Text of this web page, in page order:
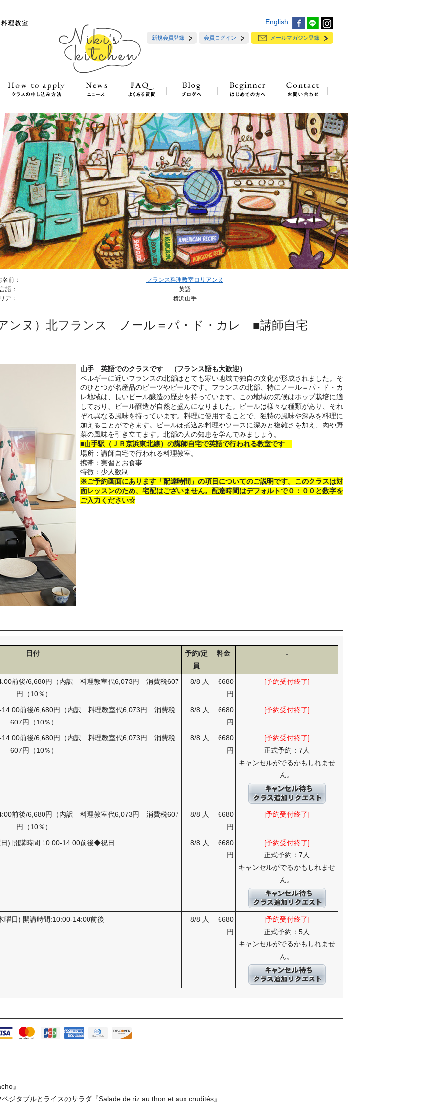
English
新規会員登録 会員ログイン メールマガジン登録
前：
フランス料理教室ロリアンヌ
語：
英語
ア：
横浜山手
ンヌ）北フランス ノール＝パ・ド・カレ ■講師自宅
山手 英語でのクラスです （フランス語も大歓迎）
ベルギーに近いフランスの北部はとても寒い地域で独自の文化が形成されました。そ
のひとつが名産品のビーツやビールです。フランスの北部、特にノール＝パ・ド・カ
レ地域は、長いビール醸造の歴史を持っています。この地域の気候はホップ栽培に適
しており、ビール醸造が自然と盛んになりました。ビールは様々な種類があり、それ
ぞれ異なる風味を持っています。料理に使用することで、独特の風味や深みを料理に
加えることができます。ビールは煮込み料理やソースに深みと複雑さを加え、肉や野
菜の風味を引き立てます。北部の人の知恵を学んでみましょう。
■山手駅（ＪＲ京浜東北線）の講師自宅で英語で行われる教室です
場所：講師自宅で行われる料理教室。
携帯：実習とお食事
特徴：少人数制
※ご予約画面にあります「配達時間」の項目についてのご説明です。このクラスは対
面レッスンのため、宅配はございません。配達時間はデフォルトで０：００と数字を
ご入力ください☆
日付
予約/定
員
料金 -
前後/6,680円（内訳 料理教室代6,073円 消費税607
円（10％）
8/8 人
6680
円
[予約受付終了]
14:00前後/6,680円（内訳 料理教室代6,073円 消費税
607円（10％）
8/8 人
6680
円
[予約受付終了]
14:00前後/6,680円（内訳 料理教室代6,073円 消費税
607円（10％）
8/8 人
6680
円
[予約受付終了]
正式予約：7人
キャンセルがでるかもしれませ
ん。
前後/6,680円（内訳 料理教室代6,073円 消費税607
円（10％）
8/8 人
6680
円
[予約受付終了]
) 開講時間:10:00-14:00前後◆祝日 8/8 人
6680
円
[予約受付終了]
正式予約：7人
キャンセルがでるかもしれませ
ん。
曜日) 開講時間:10:00-14:00前後 8/8 人
6680
円
[予約受付終了]
正式予約：5人
キャンセルがでるかもしれませ
ん。
』
ジタブルとライスのサラダ『Salade de riz au thon et aux crudités』